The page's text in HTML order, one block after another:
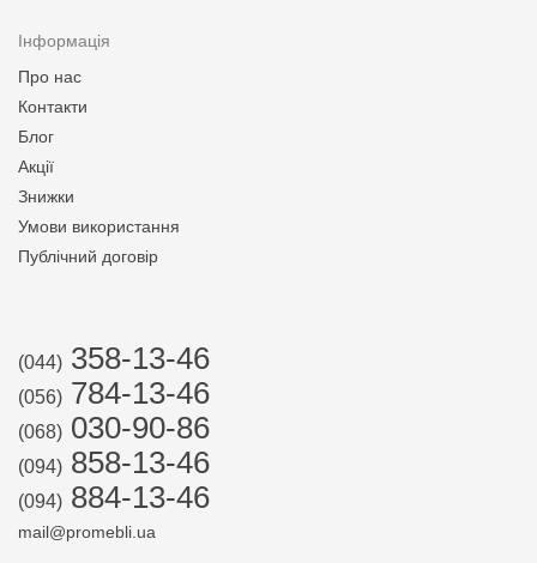
Інформація
Про нас
Контакти
Блог
Акції
Знижки
Умови використання
Публічний договір
(044) 358-13-46
(056) 784-13-46
(068) 030-90-86
(094) 858-13-46
(094) 884-13-46
mail@promebli.ua